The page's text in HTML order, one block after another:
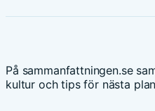
På sammanfattningen.se
kultur och tips för nästa